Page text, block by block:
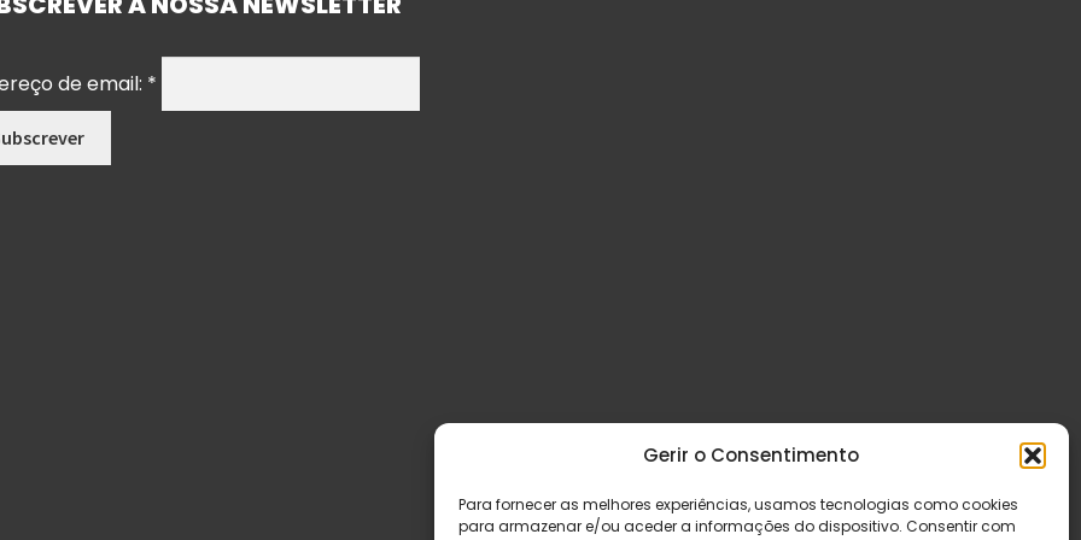
Gerir o Consentimento
Para fornecer as melhores experiências, usamos tecnologias como cookies
para armazenar e/ou aceder a informações do dispositivo. Consentir com
de email: *